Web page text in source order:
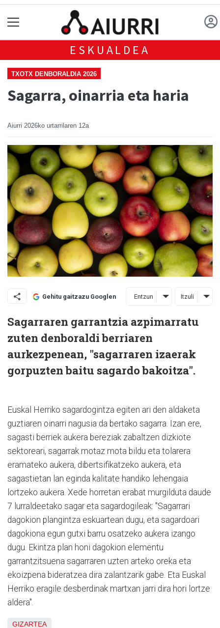
ESKUALDEA
TXOTX DENBORALDIA 2026
Sagarra, oinarria eta haria
Aiurri 2026ko urtarrilaren 12a
Gehitu gaitzazu Googlen Entzun Itzuli
Sagarraren garrantzia azpimarratu
zuten denboraldi berriaren
aurkezpenean, "sagarraren izaerak
gorpuzten baitu sagardo bakoitza".
Euskal Herriko sagardogintza egiten ari den aldaketa
guztiaren oinarri nagusia da bertako sagarra. Izan ere,
sagasti berriek aukera bereziak zabaltzen dizkiote
sektoreari, sagarrak motaz mota bildu eta tolarera
eramateko aukera, dibertsifikatzeko aukera, eta
sagastietan lan eginda kalitate handiko lehengaia
lortzeko aukera. Xede horretan erabat murgilduta daude
7 lurraldeetako sagar eta sagardogileak: "Sagarrari
dagokion plangintza eskuartean dugu, eta sagardoari
dagokiona egun gutxi barru osatzeko aukera izango
dugu. Ekintza plan honi dagokion elementu
garrantzitsuena sagarraren uzten arteko oreka eta
ekoizpena bideratzea dira zalantzarik gabe. Eta Euskal
Herriko eragile desberdinak martxan jarri dira hori lortze
aldera".
GIZARTEA